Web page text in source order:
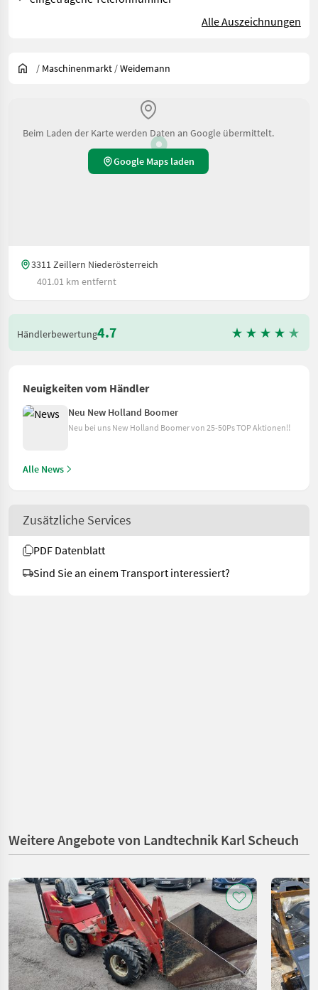
Alle Auszeichnungen
/ Maschinenmarkt /Weidemann
Beim Laden der Karte werden Daten an Google übermittelt.
Google Maps laden
3311 Zeillern Niederösterreich
401.01 km entfernt
Händlerbewertung4.7
Neuigkeiten vom Händler
Neu New Holland Boomer
Neu bei uns New Holland Boomer von 25-50Ps TOP Aktionen!!
Alle News
Zusätzliche Services
PDF Datenblatt
Sind Sie an einem Transport interessiert?
Weitere Angebote von Landtechnik Karl Scheuch